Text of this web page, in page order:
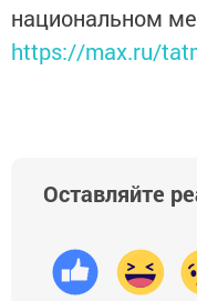
национальном
https://max.ru/
Оставляйте